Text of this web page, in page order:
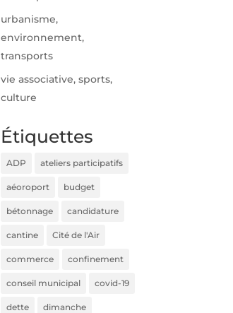
urbanisme,
environnement,
transports
vie associative, sports,
culture
Étiquettes
ADP ateliers participatifs
aéoroport budget
bétonnage candidature
cantine Cité de l'Air
commerce confinement
conseil municipal covid-19
dette dimanche